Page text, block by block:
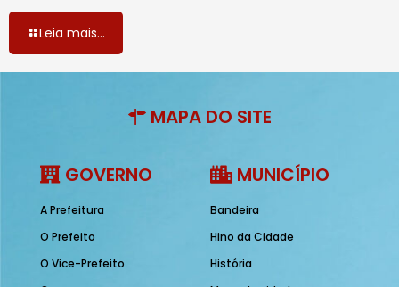
Leia mais...
MAPA DO SITE
GOVERNO
A Prefeitura
O Prefeito
O Vice-Prefeito
MUNICÍPIO
Bandeira
Hino da Cidade
História